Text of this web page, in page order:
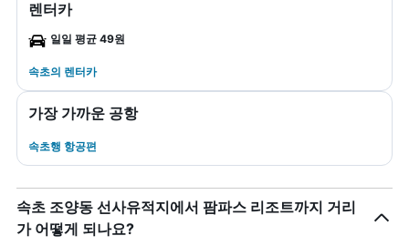
렌터카
일일 평균 49원
속초​의 렌터카
가장 가까운 공항
속초행 항공편
속초 조양동 선사유적지에서 팜파스 리조트까지 거리
가 어떻게 되나요?